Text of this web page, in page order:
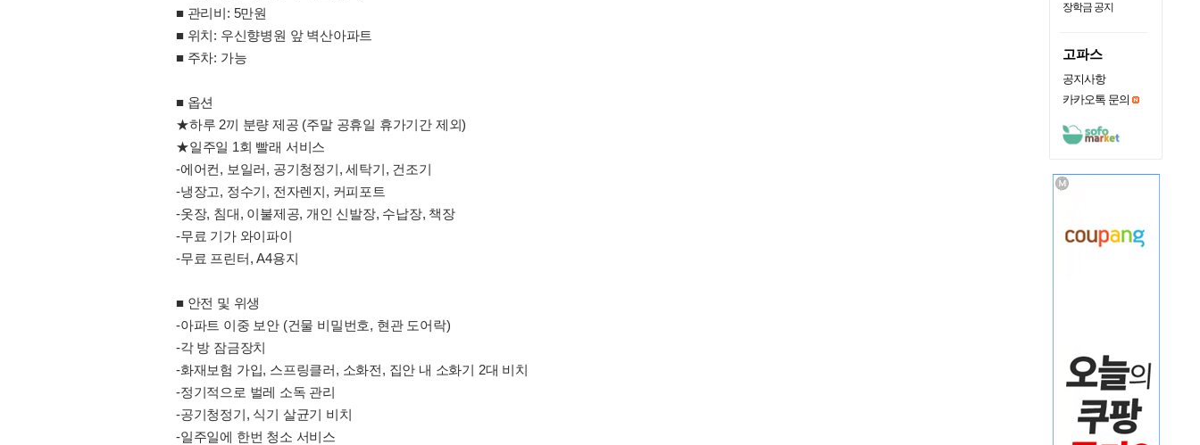
■ 관리비: 5만원
■ 위치: 우신향병원 앞 벽산아파트
■ 주차: 가능
■ 옵션
★하루 2끼 분량 제공 (주말 공휴일 휴가기간 제외)
★일주일 1회 빨래 서비스
-에어컨, 보일러, 공기청정기, 세탁기, 건조기
-냉장고, 정수기, 전자렌지, 커피포트
-옷장, 침대, 이불제공, 개인 신발장, 수납장, 책장
-무료 기가 와이파이
-무료 프린터, A4용지
■ 안전 및 위생
-아파트 이중 보안 (건물 비밀번호, 현관 도어락)
-각 방 잠금장치
-화재보험 가입, 스프링클러, 소화전, 집안 내 소화기 2대 비치
-정기적으로 벌레 소독 관리
-공기청정기, 식기 살균기 비치
-일주일에 한번 청소 서비스
장학금 공지
고파스
공지사항
카카오톡 문의